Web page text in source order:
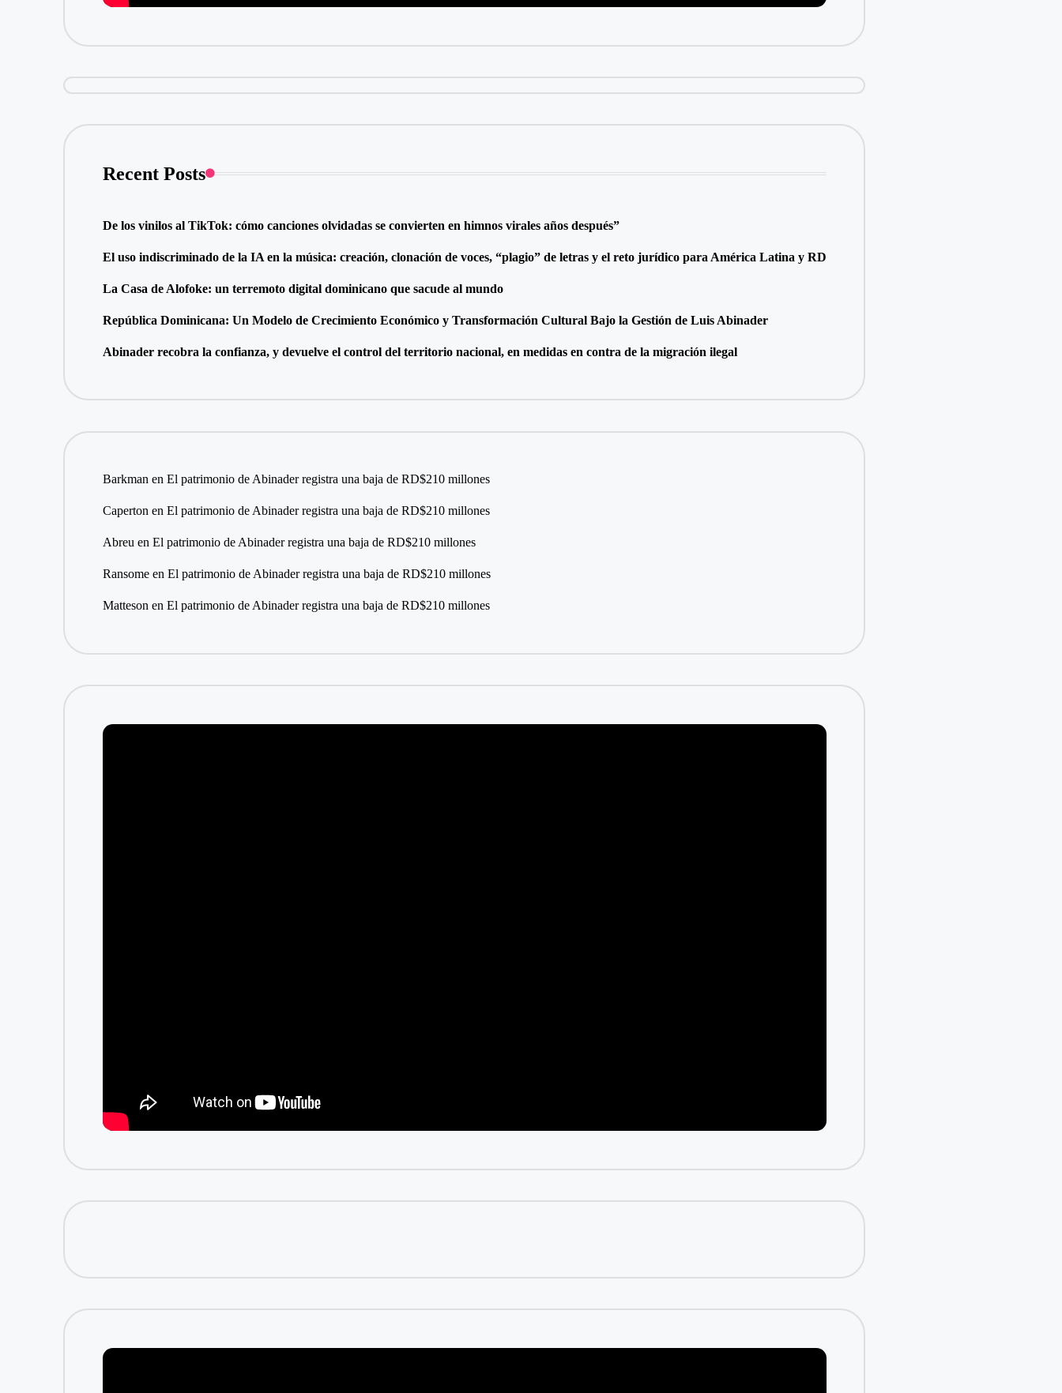
Recent Posts
De los vinilos al TikTok: cómo canciones olvidadas se convierten en himnos virales años después”
El uso indiscriminado de la IA en la música: creación, clonación de voces, “plagio” de letras y el reto jurídico para América Latina y RD
La Casa de Alofoke: un terremoto digital dominicano que sacude al mundo
República Dominicana: Un Modelo de Crecimiento Económico y Transformación Cultural Bajo la Gestión de Luis Abinader
Abinader recobra la confianza, y devuelve el control del territorio nacional, en medidas en contra de la migración ilegal
Barkman en El patrimonio de Abinader registra una baja de RD$210 millones
Caperton en El patrimonio de Abinader registra una baja de RD$210 millones
Abreu en El patrimonio de Abinader registra una baja de RD$210 millones
Ransomeen El patrimonio de Abinader registra una baja de RD$210 millones
Matteson en El patrimonio de Abinader registra una baja de RD$210 millones